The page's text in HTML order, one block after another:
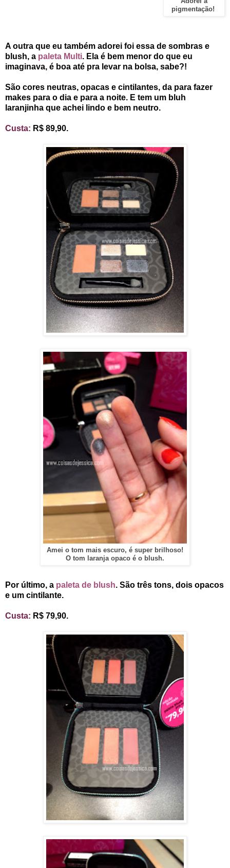
pigmentação!
A outra que eu também adorei foi essa de sombras e
blush, a paleta Multi. Ela é bem menor do que eu
imaginava, é boa até pra levar na bolsa, sabe?!
São cores neutras, opacas e cintilantes, da para fazer
makes para o dia e para a noite. E tem um bluh
laranjinha que achei lindo e bem neutro.
Custa: R$ 89,90.
Amei o tom mais escuro, é super brilhoso!
O tom laranja opaco é o blush.
Por último, a paleta de blush. São três tons, dois opacos
e um cintilante.
Custa: R$ 79,90.